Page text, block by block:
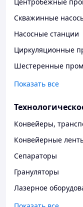
Скважинные
Насосные станции
Циркуляционные
Шестеренные
Показать все
Конвейеры,
Конвейерные
Сепараторы
Грануляторы
Лазерное